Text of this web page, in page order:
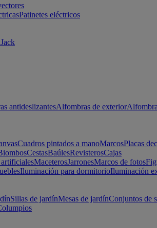
Patinetes eléctricos
antideslizantesAlfombras de exterior
Cuadros pintados a manoMarcosPlacas
CestasBaúlesRevisterosCajas
MaceterosJarronesMarcos de fotos
Iluminación para dormitorioIluminación
Sillas de jardínMesas de jardínConjuntos de